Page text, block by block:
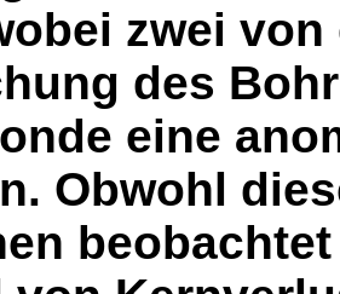
zwei
des
eine
Obwohl